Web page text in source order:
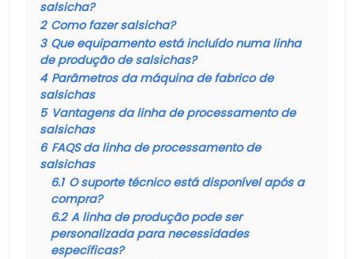
salsicha?
2 Como fazer salsicha?
3 Que equipamento está incluído numa linha
de produção de salsichas?
4 Parâmetros da máquina de fabrico de
salsichas
5 Vantagens da linha de processamento de
salsichas
6 FAQS da linha de processamento de
salsichas
6.1 O suporte técnico está disponível após a
compra?
6.2 A linha de produção pode ser
personalizada para necessidades
específicas?